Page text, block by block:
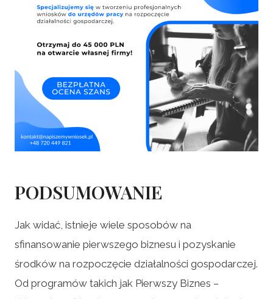
PODSUMOWANIE
Jak widać, istnieje wiele sposobów na
sfinansowanie pierwszego biznesu i pozyskanie
środków na rozpoczęcie działalności gospodarczej.
Od programów takich jak Pierwszy Biznes –